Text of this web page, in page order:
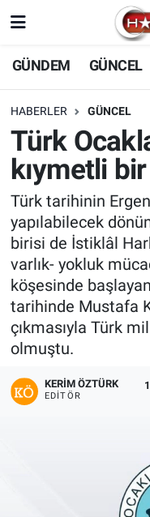
GÜNDEM GÜNCEL
HABERLER GÜNCEL
Türk
kıymetli
Türk tarihinin
yapılabilecek
birisi de İstiklâl
varlık- yokluk
köşesinde
tarihinde Mustafa
çıkmasıyla Türk
olmuştu.
KERIM ÖZTÜRK
EDITÖR
Nöbetçi Eczaneler
Hava Durumu
Trafik Durumu
Süper Lig Puan
Tüm Manşetler
Son Dakika
Haber Arşivi